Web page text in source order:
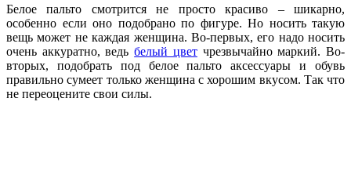
Белое пальто смотрится не просто красиво – шикарно,
особенно если оно подобрано по фигуре. Но носить такую
вещь может не каждая женщина. Во-первых, его надо носить
очень аккуратно, ведьбелый цветчрезвычайно маркий. Во-
вторых, подобрать под белое пальто аксессуары и обувь
правильно сумеет только женщина с хорошим вкусом. Так что
не переоцените свои силы.